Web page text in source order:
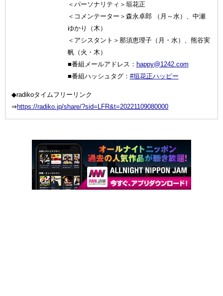
＜パーソナリティ＞垣花正
＜コメンテーター＞森永卓郎 （月～水）、中瀬
ゆかり（木）
＜アシスタント＞那須恵理子（月・水）、熊谷実
帆（火・木）
■番組メールアドレス： happy@1242.com
■番組ハッシュタグ： #垣花正ハッピー
◆radikoタイムフリーリンク
⇒https://radiko.jp/share/?sid=LFR&t=20221109080000